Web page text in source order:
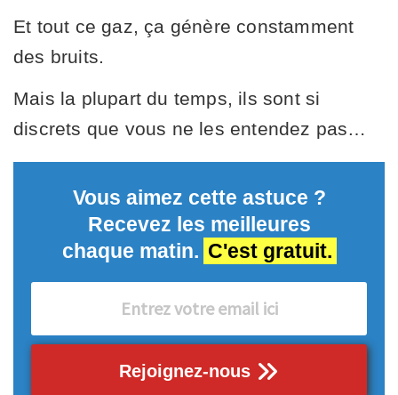
Et tout ce gaz, ça génère constamment
des bruits.
Mais la plupart du temps, ils sont si
discrets que vous ne les entendez pas…
Vous aimez cette astuce ?
Recevez les meilleures
chaque matin. C'est gratuit.
Rejoignez-nous